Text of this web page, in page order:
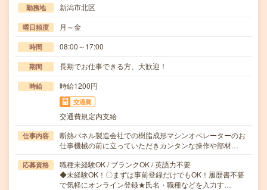
勤務地 新潟市北区
曜日頻度 月～金
時間 08:00～17:00
期間 長期でお仕事できる方、大歓迎！
時給 時給1200円
交通費
交通費規定内支給
仕事内容
断熱パネル製造会社での樹脂成形マシンオペレーターのお
仕事機械の前に立っていただきカンタンな操作や部材…
応募資格
職種未経験OK / ブランクOK / 英語力不要
◆未経験OK！〇まずは事前登録だけでもOK！履歴書不要
で気軽にオンライン登録★氏名・職種などを入力す…